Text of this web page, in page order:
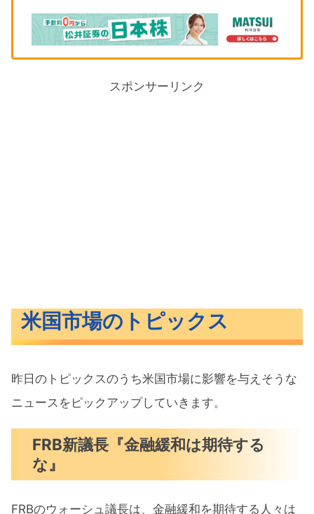
スポンサーリンク
米国市場のトピックス
昨日のトピックスのうち米国市場に影響を与えそうな
ニュースをピックアップしていきます。
FRB新議長『金融緩和は期待する
な』
FRBのウォーシュ議長は、金融緩和を期待す​る人々は